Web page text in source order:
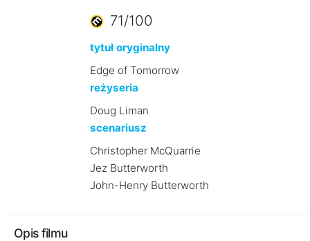
71/100
tytuł oryginalny
Edge of Tomorrow
reżyseria
Doug Liman
scenariusz
Christopher McQuarrie
Jez Butterworth
John-Henry Butterworth
Opis filmu